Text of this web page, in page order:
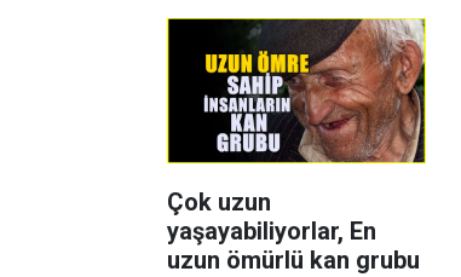
Çok uzun
yaşayabiliyorlar, En
uzun ömürlü kan grubu